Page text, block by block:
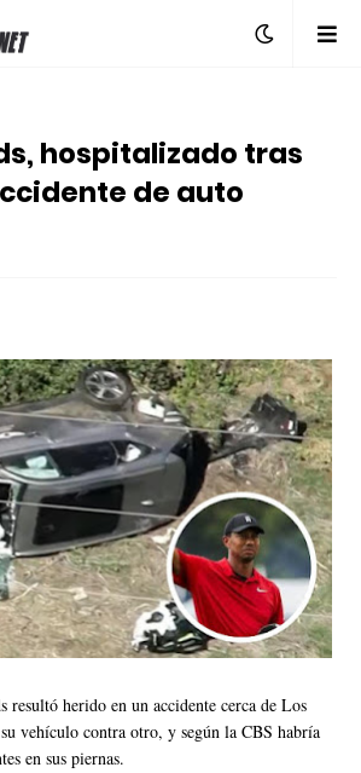
hospitalizado tras
de auto
herido en un accidente cerca de Los
vehículo contra otro, y según la CBS habría
en sus piernas.